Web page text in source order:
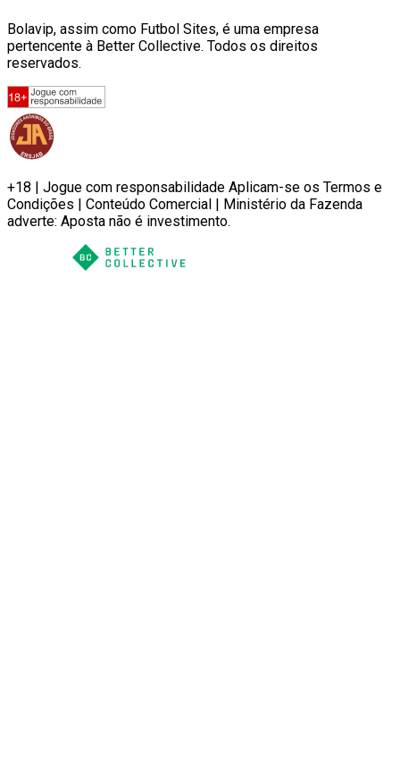
Bolavip, assim como Futbol Sites, é uma empresa
pertencente à Better Collective. Todos os direitos
reservados.
+18 | Jogue com responsabilidade Aplicam-se os Termos e
Condições | Conteúdo Comercial | Ministério da Fazenda
adverte: Aposta não é investimento.